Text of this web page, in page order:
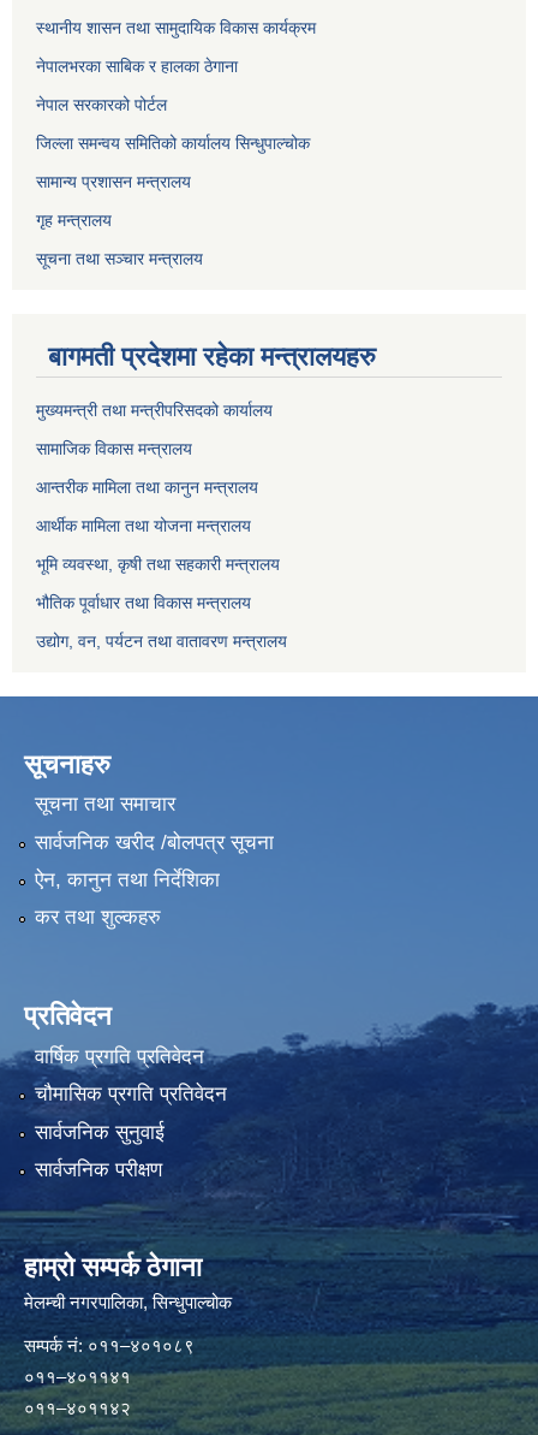
स्थानीय शासन तथा सामुदायिक विकास कार्यक्रम
नेपालभरका साबिक र हालका ठेगाना
नेपाल सरकारको पोर्टल
जिल्ला समन्वय समितिको कार्यालय सिन्धुपाल्चोक
सामान्य प्रशासन मन्त्रालय
गृह मन्त्रालय
सूचना तथा सञ्चार मन्त्रालय
बागमती प्रदेशमा रहेका मन्त्रालयहरु
मुख्यमन्त्री तथा मन्त्रीपरिसदको कार्यालय
सामाजिक विकास मन्त्रालय
आन्तरीक मामिला तथा कानुन मन्त्रालय
आर्थीक मामिला तथा योजना मन्त्रालय
भूमि व्यवस्था, कृषी तथा सहकारी मन्त्रालय
भौतिक पूर्वाधार तथा विकास मन्त्रालय
उद्योग, वन, पर्यटन तथा वातावरण मन्त्रालय
सूचनाहरु
सूचना तथा समाचार
सार्वजनिक खरीद /बोलपत्र सूचना
ऐन, कानुन तथा निर्देशिका
कर तथा शुल्कहरु
प्रतिवेदन
वार्षिक प्रगति प्रतिवेदन
चौमासिक प्रगति प्रतिवेदन
सार्वजनिक सुनुवाई
सार्वजनिक परीक्षण
हाम्रो सम्पर्क ठेगाना
मेलम्ची नगरपालिका‍, सिन्धुपाल्चोक
सम्पर्क न‌ं: ०११–४०१०८९
०११–४०११४१
०११–४०११४२